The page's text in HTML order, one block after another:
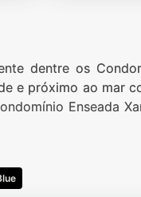
dentre os
e próximo ao mar
Enseada